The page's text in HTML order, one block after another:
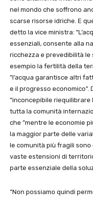
nel mondo che soffrono
scarse risorse idriche. E
detto la vice ministra:
essenziali, consente alla
ricchezza e prevedibilità le
esempio la fertilità della
”l’acqua garantisce altri
e il progresso economico”.
”inconcepibile
tutta la comunità
che ”mentre le economie
la maggior parte delle
le comunità più fragili
vaste estensioni di
parte essenziale della
”Non possiamo quindi